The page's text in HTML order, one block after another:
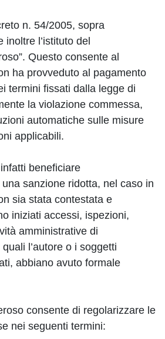
n. 54/2005, sopra
l’istituto del
Questo consente al
ha provveduto al pagamento
termini fissati dalla legge di
la violazione commessa,
automatiche sulle misure
applicabili.
beneficiare
una sanzione ridotta, nel caso in
sia stata contestata e
iniziati accessi, ispezioni,
amministrative di
l’autore o i soggetti
abbiano avuto formale
consente di regolarizzare le
nei seguenti termini: